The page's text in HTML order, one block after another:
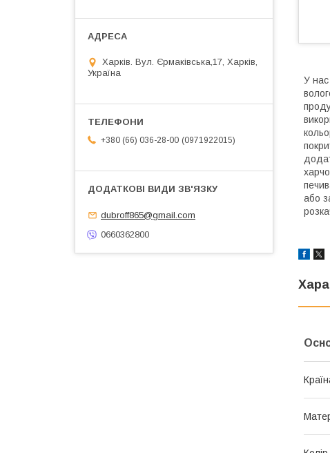
У
або
Харків. Вул. Єрмаківська,17, Харків,
Україна
+380 (66) 036-28-00 0971922015
dubroff865@gmail.com
0660362800